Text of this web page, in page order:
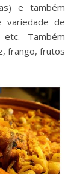
e também
variedade de
Também
frango, frutos